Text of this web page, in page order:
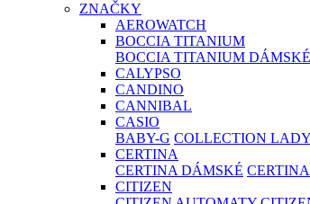
ZNAČKY
AEROWATCH
BOCCIA TITANIUM
BOCCIA TITANIUM DÁMSKÉ
CALYPSO
CANDINO
CANNIBAL
CASIO
BABY-G COLLECTION LADY
CERTINA
CERTINA DÁMSKÉ
CITIZEN